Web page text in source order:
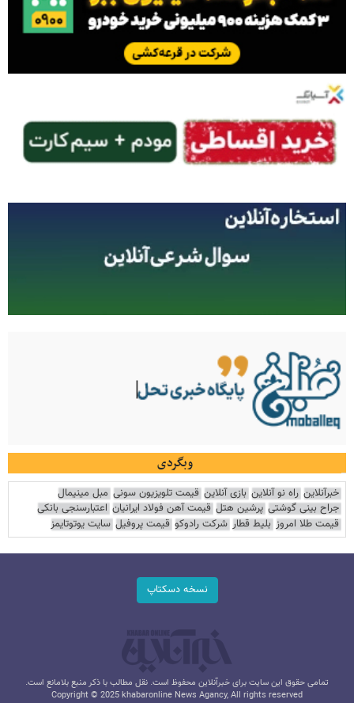
وبگردی
خبرآنلاین راه نو آنلاین بازی آنلاین قیمت تلویزیون سونی مبل مینیمال
جراح بینی گوشتی پرشین هتل قیمت آهن فولاد ایرانیان اعتبارسنجی بانکی
قیمت طلا امروز بلیط قطار شرکت رادوکو قیمت پروفیل سایت یوتوتایمز
نسخه دسکتاپ
تمامی حقوق این سایت برای خبرآنلاین محفوظ است. نقل مطالب با ذکر منبع بلامانع است.
Copyright © 2025 khabaronline News Agancy, All rights reserved